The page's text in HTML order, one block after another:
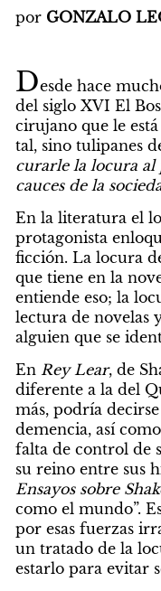
por GONZALO
Desde hace
del siglo XVI El
cirujano que le
tal, sino tulipanes
curarle la locura al
cauces de la
En la literatura el
protagonista
ficción. La locura
que tiene en la
entiende eso; la
lectura de novelas
alguien que se
En Rey Lear, de
diferente a la del
más, podría
demencia, así
falta de control de
Ensayos sobre
como el mundo”.
por esas fuerzas
un tratado de la
estarlo para evitar